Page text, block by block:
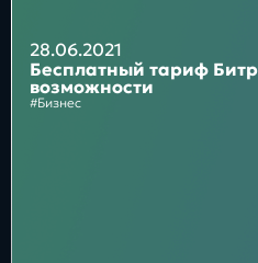
28.06.2021
Бесплатный тариф
возможности
#Бизнес